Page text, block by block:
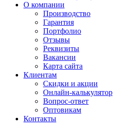
О компании
Производство
Гарантия
Портфолио
Отзывы
Реквизиты
Вакансии
Карта сайта
Клиентам
Скидки и акции
Онлайн-калькулятор
Вопрос-ответ
Оптовикам
Контакты